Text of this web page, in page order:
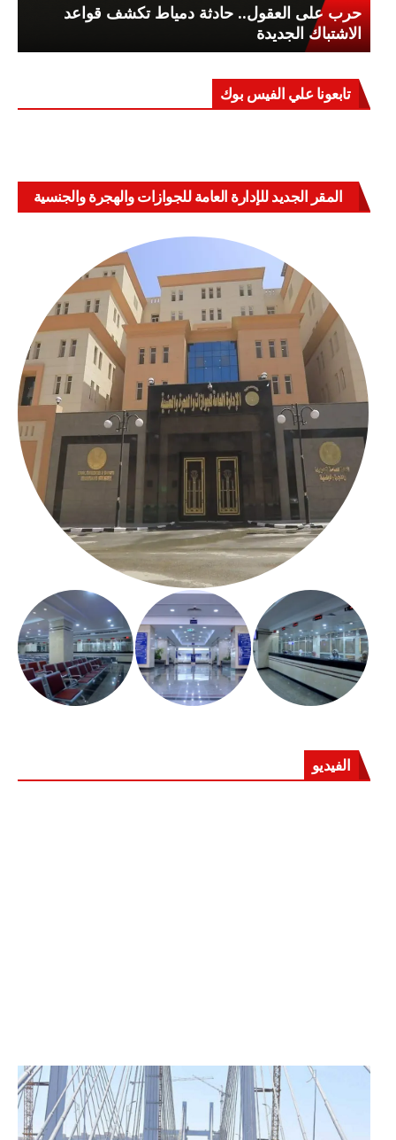
حرب على العقول.. حادثة دمياط تكشف قواعد
الاشتباك الجديدة
تابعونا علي الفيس بوك
المقر الجديد للإدارة العامة للجوازات والهجرة والجنسية
الفيديو
الرئيس عبد الفتاح السيسي يفتتح محور روض الفرج
وكوبري تحيا مصر